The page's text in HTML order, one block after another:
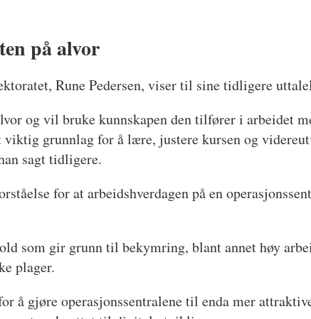
på alvor
Rune Pedersen, viser til sine tidligere
og vil bruke kunnskapen den tilfører i arbeidet
viktig grunnlag for å lære, justere kursen og
sagt tidligere.
for at arbeidshverdagen på en
som gir grunn til bekymring, blant annet høy
plager.
å gjøre operasjonssentralene til enda mer